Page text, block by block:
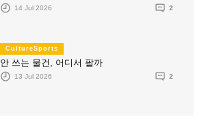
14 Jul 2026 2
CultureSports
안 쓰는 물건, 어디서 팔까
13 Jul 2026 2